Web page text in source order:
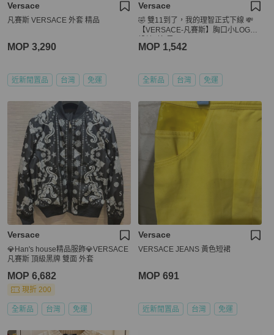
Versace
凡賽斯 VERSACE 外套 精品
MOP 3,290
近新閒置品 台灣 免運
Versace
🤣 雙11到了，我的理智正式下線 💸
【VERSACE-凡賽斯】胸口小LOGO
MOP 1,542
全新品 台灣 免運
Versace
💎Han's house精品服飾💎VERSACE
凡賽斯 頂級黑牌 雙面 外套
MOP 6,682
現折 200
全新品 台灣 免運
Versace
VERSACE JEANS 黃色短裙
MOP 691
近新閒置品 台灣 免運